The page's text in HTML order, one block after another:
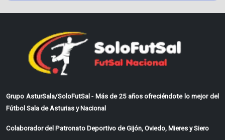
Grupo AsturSala/SoloFutSal - Más de 25 años ofreciéndote lo mejor del
Fútbol Sala de Asturias y Nacional
Colaborador del Patronato Deportivo de Gijón, Oviedo, Mieres y Siero